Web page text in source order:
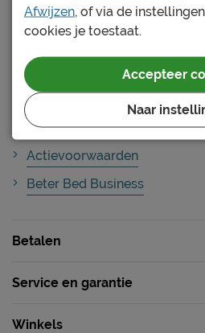
Bestellen
Online bestellen
In de winkel bestellen
Offerte verzilveren
Voorwaarden
Actievoorwaarden
Beter Bed Business
Betalen
Service en garantie
Winkels
Afwijzen, of via de
cookies je toestaat.
Naar
Accepteer